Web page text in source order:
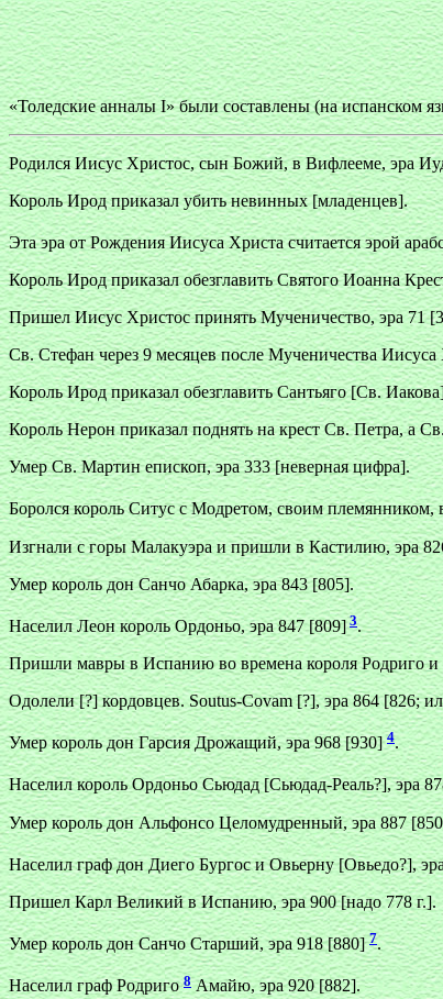
«Толедские анналы I» были составлены (на испанском
Родился Иисус Христос, сын Божий, в Вифлееме, эра
Король Ирод приказал убить невинных [младенцев].
Эта эра от Рождения Иисуса Христа считается эрой
Король Ирод приказал обезглавить Святого Иоанна
Пришел Иисус Христос принять Мученичество, эра 71
Св. Стефан через 9 месяцев после Мученичества
Король Ирод приказал обезглавить Сантьяго [Св.
Король Нерон приказал поднять на крест Св. Петра, а
Умер Св. Мартин епископ, эра 333 [неверная цифра].
Боролся король Ситус с Модретом, своим племянником,
Изгнали с горы Малакуэра и пришли в Кастилию, эра
Умер король дон Санчо Абарка, эра 843 [805].
Населил Леон король Ордоньо, эра 847 [809] 3.
Пришли мавры в Испанию во времена короля Родриго и
Одолели [?] кордовцев. Soutus-Covam [?], эра 864 [826;
Умер король дон Гарсия Дрожащий, эра 968 [930]4.
Населил король Ордоньо Сьюдад [Сьюдад-Реаль?], эра
Умер король дон Альфонсо Целомудренный, эра 887
Населил граф дон Диего Бургос и Овьерну [Овьедо?],
Пришел Карл Великий в Испанию, эра 900 [надо 778 г.].
Умер король дон Санчо Старший, эра 918 [880]7.
Населил граф Родриго8Амайю, эра 920 [882].